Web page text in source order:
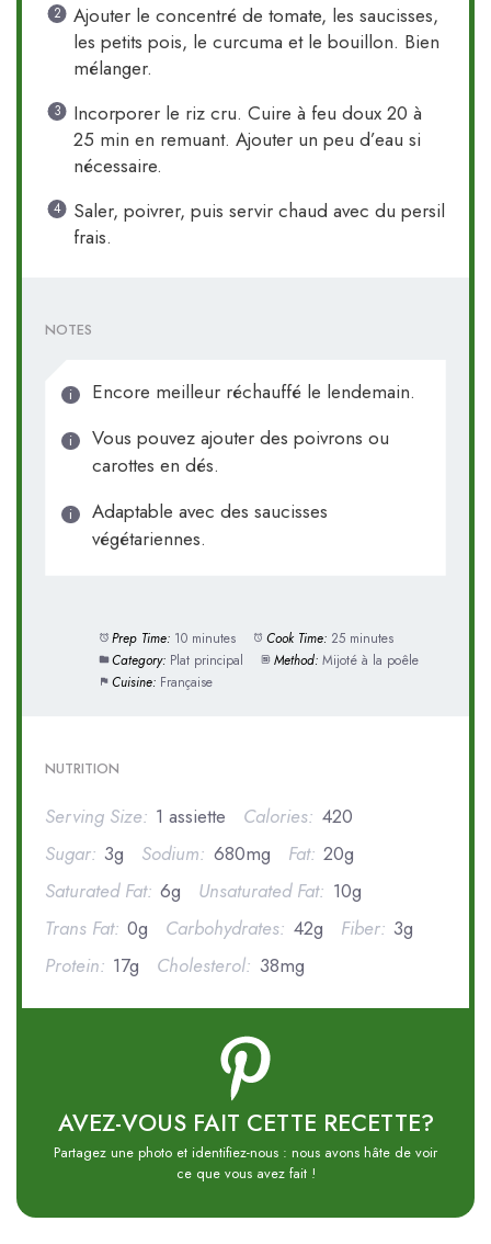
Ajouter le concentré de tomate, les saucisses,
les petits pois, le curcuma et le bouillon. Bien
mélanger.
Incorporer le riz cru. Cuire à feu doux 20 à
25 min en remuant. Ajouter un peu d’eau si
nécessaire.
Saler, poivrer, puis servir chaud avec du persil
frais.
NOTES
Encore meilleur réchauffé le lendemain.
Vous pouvez ajouter des poivrons ou
carottes en dés.
Adaptable avec des saucisses
végétariennes.
Prep Time: 10 minutes Cook Time: 25 minutes
Category: Plat principal Method: Mijoté à la poêle
Cuisine: Française
NUTRITION
Serving Size: 1 assiette Calories: 420
Sugar: 3g Sodium: 680mg Fat: 20g
Saturated Fat: 6g Unsaturated Fat: 10g
Trans Fat: 0g Carbohydrates: 42g Fiber: 3g
Protein: 17g Cholesterol: 38mg
AVEZ-VOUS FAIT CETTE RECETTE?
Partagez une photo et identifiez-nous : nous avons hâte de voir
ce que vous avez fait !